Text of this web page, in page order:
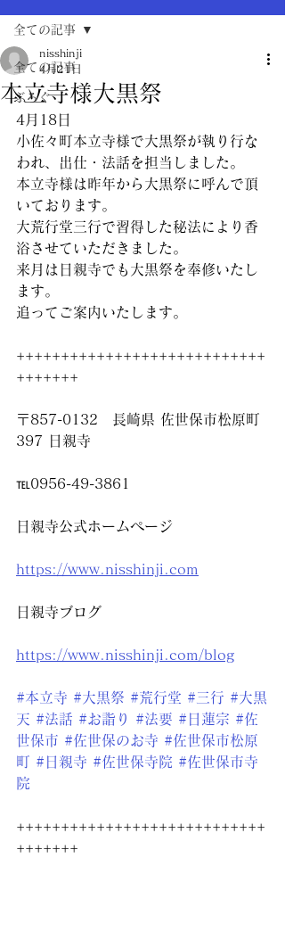
全ての記事
ぶろぐ
全ての記事
本立寺様大黒祭
nisshinji
4月21日
4月18日
小佐々町本立寺様で大黒祭が執り行な
われ、出仕・法話を担当しました。
本立寺様は昨年から大黒祭に呼んで頂
いております。
大荒行堂三行で習得した秘法により香
浴させていただきました。
来月は日親寺でも大黒祭を奉修いたし
ます。
追ってご案内いたします。
++++++++++++++++++++++++++++
+++++++
〒857-0132　長崎県 佐世保市松原町
397 日親寺
℡0956-49-3861
日親寺公式ホームページ
https://www.nisshinji.com
日親寺ブログ
https://www.nisshinji.com/blog
#本立寺 #大黒祭 #荒行堂 #三行 #大黒
天 #法話 #お詣り #法要 #日蓮宗 #佐
世保市 #佐世保のお寺 #佐世保市松原
町 #日親寺 #佐世保寺院 #佐世保市寺
院
++++++++++++++++++++++++++++
+++++++